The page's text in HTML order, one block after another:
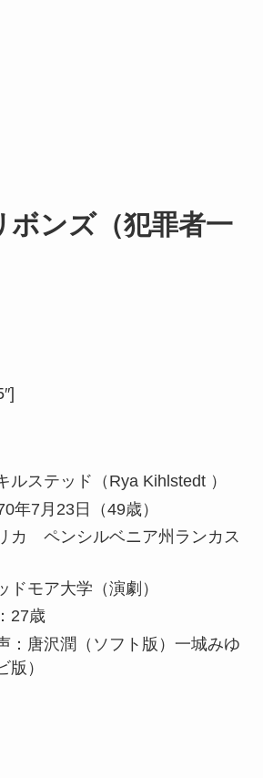
ボンズ（犯罪者一
ルステッド（Rya Kihlstedt ）
年7月23日（49歳）
カ ペンシルベニア州ランカス
ドモア大学（演劇）
27歳
：唐沢潤（ソフト版）一城みゆ
版）